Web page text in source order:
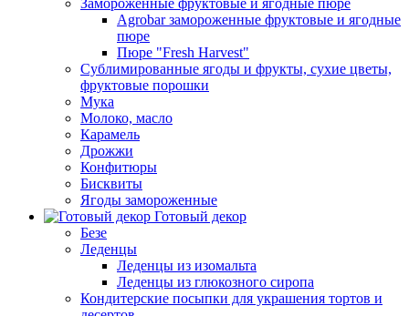
Замороженные фруктовые и ягодные пюре
Agrobar замороженные фруктовые и ягодные
пюре
Пюре "Fresh Harvest"
Сублимированные ягоды и фрукты, сухие цветы,
фруктовые порошки
Мука
Молоко, масло
Карамель
Дрожжи
Конфитюры
Бисквиты
Ягоды замороженные
Готовый декор
Безе
Леденцы
Леденцы из изомальта
Леденцы из глюкозного сиропа
Кондитерские посыпки для украшения тортов и